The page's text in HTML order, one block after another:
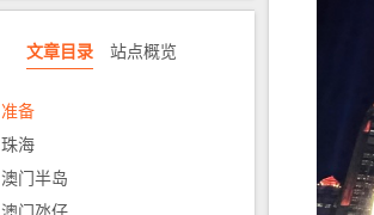
文章目录 站点概览
准备
珠海
澳门半岛